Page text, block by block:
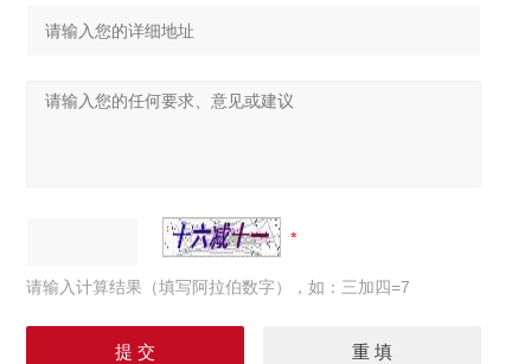
请输入计算结果（填写阿拉伯数字），如：三加四=7